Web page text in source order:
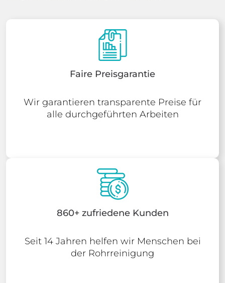
Faire Preisgarantie
Wir garantieren transparente Preise für
alle durchgeführten Arbeiten
860+ zufriedene Kunden
Seit 14 Jahren helfen wir Menschen bei
der Rohrreinigung